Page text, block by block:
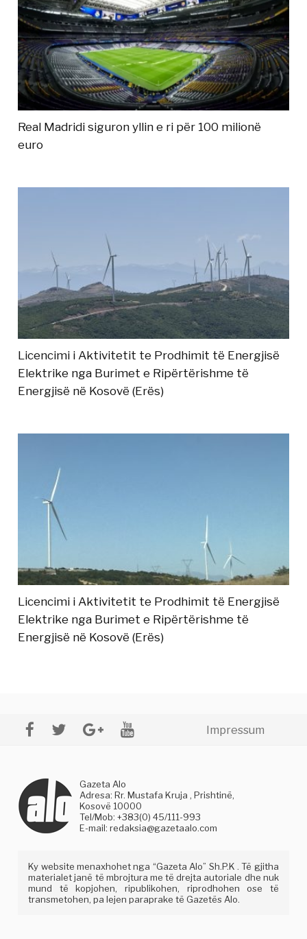
Real Madridi siguron yllin e ri për 100 milionë
euro
Licencimi i Aktivitetit te Prodhimit të Energjisë
Elektrike nga Burimet e Ripërtërishme të
Energjisë në Kosovë (Erës)
Licencimi i Aktivitetit te Prodhimit të Energjisë
Elektrike nga Burimet e Ripërtërishme të
Energjisë në Kosovë (Erës)
Impressum
Gazeta Alo
Adresa: Rr. Mustafa Kruja , Prishtinë,
Kosovë 10000
Tel/Mob: +383(0) 45/111-993
E-mail:redaksia@gazetaalo.com
Ky website menaxhohet nga “Gazeta Alo” Sh.P.K . Të gjitha
materialet janë të mbrojtura me të drejta autoriale dhe nuk
mund të kopjohen, ripublikohen, riprodhohen ose të
transmetohen, pa lejen paraprake të Gazetës Alo.